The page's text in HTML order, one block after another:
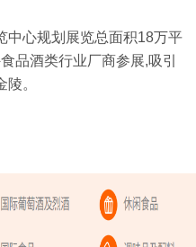
中心规划展览总面积18万平
品酒类行业厂商参展,吸引
。